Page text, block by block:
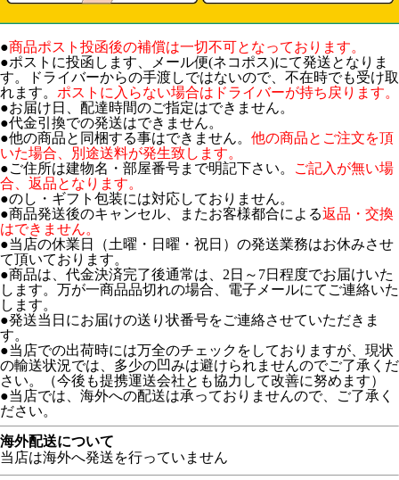
●商品ポスト投函後の補償は一切不可となっております。
●ポストに投函します、メール便(ネコポス)にて発送となりま
す。ドライバーからの手渡しではないので、不在時でも受け取
れます。 ポストに入らない場合はドライバーが持ち戻ります。
●お届け日、配達時間のご指定はできません。
●代金引換での発送はできません。
●他の商品と同梱する事はできません。 他の商品とご注文を頂
いた場合、別途送料が発生致します。
●ご住所は建物名・部屋番号まで明記下さい。
ご記入が無い場
合、返品となります。
●のし・ギフト包装には対応しておりません。
●商品発送後のキャンセル、またお客様都合による返品・交換
はできません。
●当店の休業日（土曜・日曜・祝日）の発送業務はお休みさせ
て頂いております。
●商品は、代金決済完了後通常は、2日～7日程度でお届けいた
します。万が一商品品切れの場合、電子メールにてご連絡いた
します。
●発送当日にお届けの送り状番号をご連絡させていただきま
す。
●当店での出荷時には万全のチェックをしておりますが、現状
の輸送状況では、多少の凹みは避けられませんのでご了承くだ
さい。（今後も提携運送会社とも協力して改善に努めます）
●当店では、海外への配送は承っておりませんので、ご了承く
ださい。
海外配送について
当店は海外へ発送を行っていません